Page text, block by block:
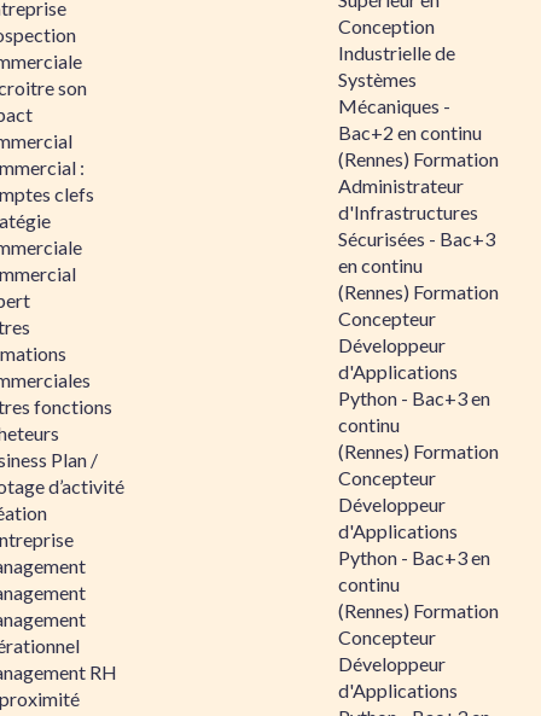
son
:
clefs
fonctions
Plan /
d’activité
RH
Conception
Industrielle de
Systèmes
Mécaniques -
Bac+2 en continu
(Rennes) Formation
Administrateur
d'Infrastructures
Sécurisées - Bac+3
en continu
(Rennes) Formation
Concepteur
Développeur
d'Applications
Python - Bac+3 en
continu
(Rennes) Formation
Concepteur
Développeur
d'Applications
Python - Bac+3 en
continu
(Rennes) Formation
Concepteur
Développeur
d'Applications